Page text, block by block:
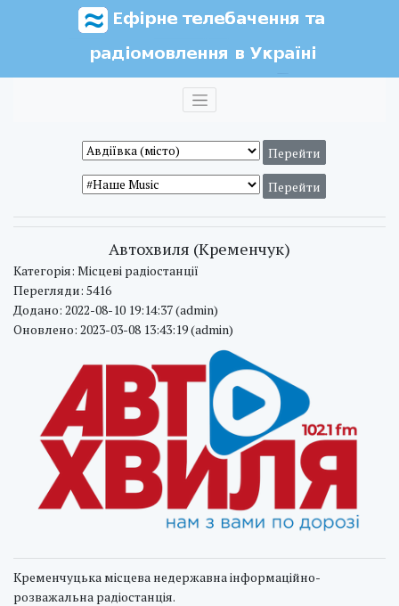
Автохвиля (Кременчук)
Категорія: Місцеві радіостанції
Перегляди: 5416
Додано: 2022-08-10 19:14:37 (admin)
Оновлено: 2023-03-08 13:43:19 (admin)
Кременчуцька місцева недержавна інформаційно-
розважальна радіостанція.